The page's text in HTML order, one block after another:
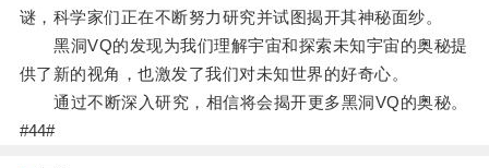
谜，科学家们正在不断努力研究并试图揭开其神秘面纱。
黑洞VQ的发现为我们理解宇宙和探索未知宇宙的奥秘提
供了新的视角，也激发了我们对未知世界的好奇心。
通过不断深入研究，相信将会揭开更多黑洞VQ的奥秘。
#44#